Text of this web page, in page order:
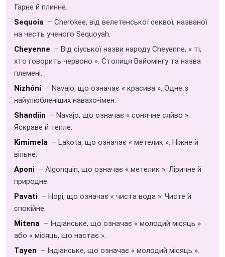
Гарне й плинне.
Sequoia – Cherokee, від велетенської секвої, названої
на честь ученого Sequoyah.
Cheyenne – Від сіуської назви народу Cheyenne, « ті,
хто говорить червоно ». Столиця Вайомінгу та назва
племені.
Nizhóní – Navajo, що означає « красива ». Одне з
найулюбленіших навахо-імен.
Shandiin – Navajo, що означає « сонячне сяйво ».
Яскраве й тепле.
Kimimela – Lakota, що означає « метелик ». Ніжне й
вільне.
Aponi – Algonquin, що означає « метелик ». Ліричне й
природне.
Pavati – Hopi, що означає « чиста вода ». Чисте й
спокійне.
Mitena – Індіанське, що означає « молодий місяць »
або « місяць, що настає ».
Tayen – Індіанське, що означає « молодий місяць ».